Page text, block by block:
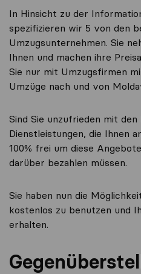
In Hinsicht zu der
spezifizieren wir 5 von den
Umzugsunternehmen. Sie
Ihnen und machen ihre
Sie nur mit Umzugsfirmen
Umzüge nach und von
Sind Sie unzufrieden mit
Dienstleistungen, die Ihnen
100% frei um diese
darüber bezahlen müssen.
Sie haben nun die
kostenlos zu benutzen und
erhalten.